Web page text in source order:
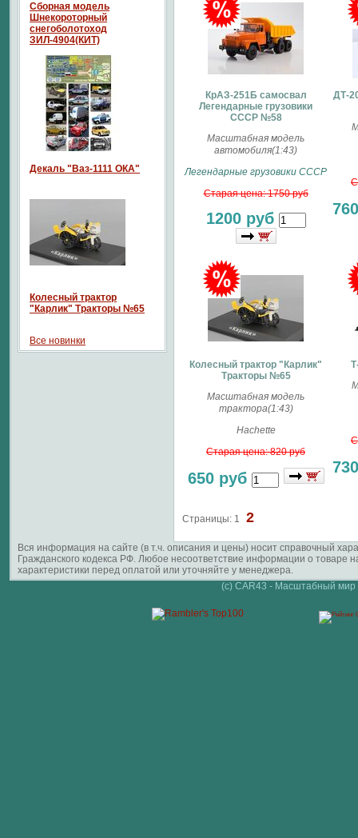
КрАЗ-251Б самосвал
Легендарные грузовики
СССР №58
Масштабная модель
автомобиля(1:43)
Легендарные грузовики СССР
Старая цена: 1750 руб
1200 руб
ДТ-
Колесный трактор "Карлик"
Тракторы №65
Масштабная модель
трактора(1:43)
Hachette
Старая цена: 820 руб
650 руб
Страницы: 1 2
Сборная модель
Шнекороторный
снегоболотоход
ЗИЛ-4904(КИТ)
Декаль "Ваз-1111 ОКА"
Колесный трактор
"Карлик" Тракторы №65
Все новинки
Вся информация на сайте (в т.ч. описания и цены) носит справочный
Гражданского кодекса РФ. Любое несоответствие информации о
характеристики перед оплатой или уточняйте у менеджера.
(c) CAR43 - Масштабный мир